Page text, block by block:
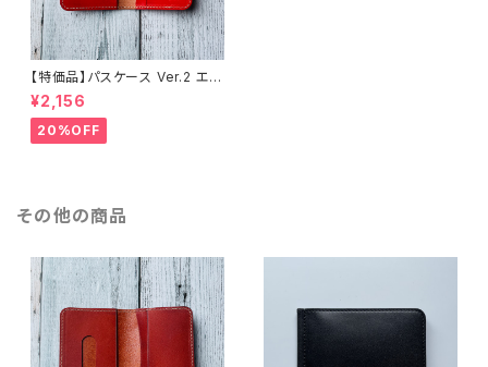
【特価品】パスケース Ver.2 エル
バマット（fragola）（送料無料）
¥2,156
20%OFF
その他の商品